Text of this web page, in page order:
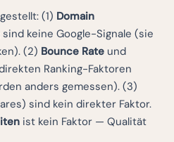
(1) Domain
sind keine Google-Signale (sie
(2) Bounce Rate und
Ranking-Faktoren
anders gemessen). (3)
sind kein direkter Faktor.
ist kein Faktor — Qualität